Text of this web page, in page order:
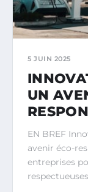
5 JUIN 2025
UN
EN BREF
avenir éco-
entreprises